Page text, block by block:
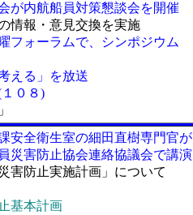
が内航船員対策懇談会を開催
情報・意見交換を実施
フォーラムで、シンポジウム
える」を放送
０８)
安全衛生室の細田直樹専門官が
災害防止協会連絡協議会で講演
害防止実施計画」について
本計画